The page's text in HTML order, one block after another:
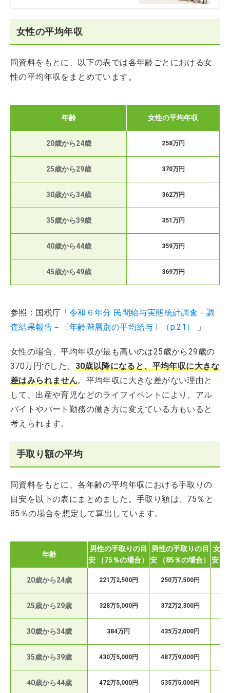
女性の平均年収
同資料をもとに、以下の表では各年齢ごとにおける女
性の平均年収をまとめています。
年齢 女性の平均年収
20歳から24歳 258万円
25歳から29歳 370万円
30歳から34歳 362万円
35歳から39歳 351万円
40歳から44歳 359万円
45歳から49歳 369万円
参照：国税庁「令和６年分 民間給与実態統計調査－調
査結果報告－〔年齢階層別の平均給与〕（p.21）
」
女性の場合、平均年収が最も高いのは25歳から29歳の
370万円でした。 30歳以降になると、平均年収に大きな
差はみられません。平均年収に大きな差がない理由と
して、出産や育児などのライフイベントにより、アル
バイトやパート勤務の働き方に変えている方もいると
考えられます。
手取り額の平均
同資料をもとに、各年齢の平均年収における手取りの
目安を以下の表にまとめました。手取り額は、75％と
85％の場合を想定して算出しています。
年齢
男性の手取りの目
安 （75％の場合）
男性の手取りの目
安 （85％の場合）
女性
安 （
20歳から24歳 221万2,500円 250万7,500円
25歳から29歳 328万5,000円 372万2,300円
30歳から34歳 384万円 435万2,000円
35歳から39歳 430万5,000円 487万9,000円
40歳から44歳 472万5,000円 535万5,000円